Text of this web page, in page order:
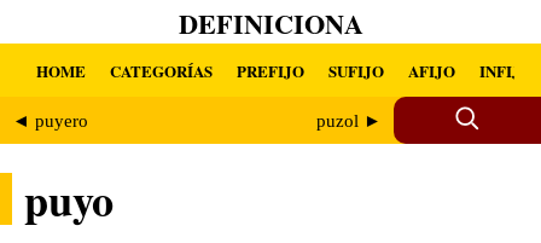
DEFINICIONA
HOME CATEGORÍAS PREFIJO SUFIJO AFIJO INFIJO
◄ puyero puzol ►
puyo